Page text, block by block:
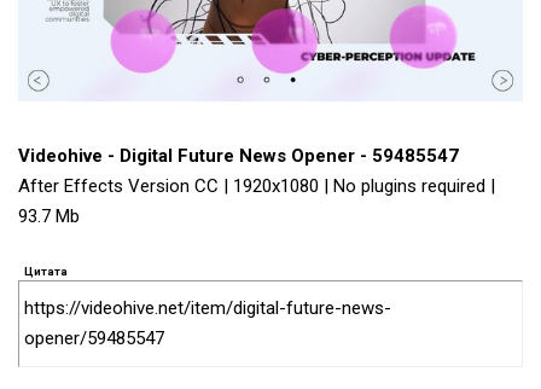
Videohive - Digital Future News Opener - 59485547
After Effects Version CC | 1920x1080 | No plugins required |
93.7 Mb
Цитата
https://videohive.net/item/digital-future-news-
opener/59485547